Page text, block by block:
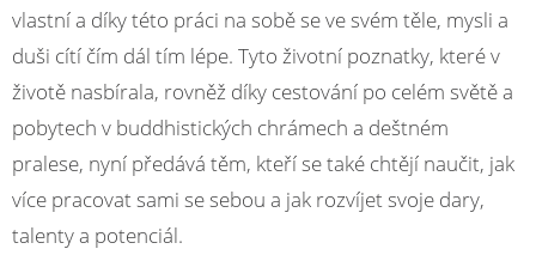
vlastní a díky této práci na sobě se ve svém těle, mysli a
duši cítí čím dál tím lépe. Tyto životní poznatky, které v
životě nasbírala, rovněž díky cestování po celém světě a
pobytech v buddhistických chrámech a deštném
pralese, nyní předává těm, kteří se také chtějí naučit, jak
více pracovat sami se sebou a jak rozvíjet svoje dary,
talenty a potenciál.